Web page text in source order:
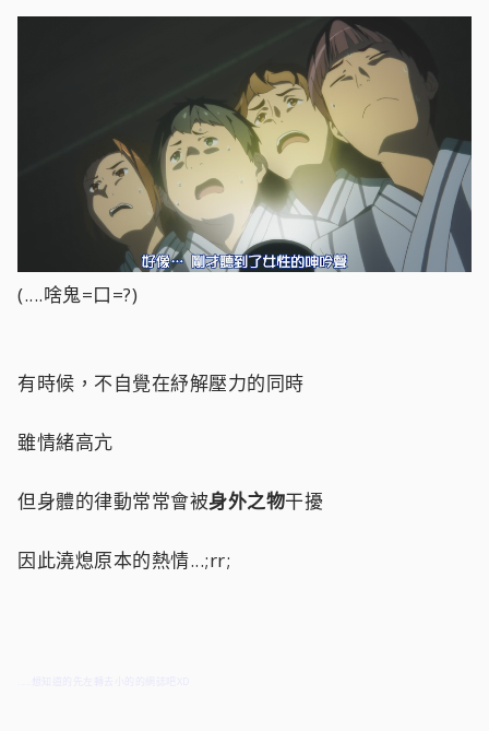
(....啥鬼=口=?)
有時候，不自覺在紓解壓力的同時
雖情緒高亢
但身體的律動常常會被身外之物干擾
因此澆熄原本的熱情...;rr;